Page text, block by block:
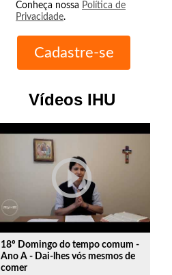
Conheça nossa Política de
Privacidade.
Vídeos IHU
play_circle_outline
18º Domingo do tempo comum -
Ano A - Dai-lhes vós mesmos de
comer